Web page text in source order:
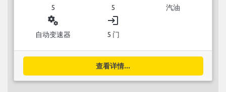
5 5 汽油
miscellaneous_services
自动变速器
login
5 门
查看详情...